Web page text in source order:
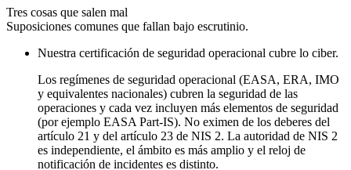
Tres cosas que salen mal
Suposiciones comunes que fallan bajo escrutinio.
Nuestra certificación de seguridad operacional cubre lo ciber.
Los regímenes de seguridad operacional (EASA, ERA, IMO
y equivalentes nacionales) cubren la seguridad de las
operaciones y cada vez incluyen más elementos de seguridad
(por ejemplo EASA Part-IS). No eximen de los deberes del
artículo 21 y del artículo 23 de NIS 2. La autoridad de NIS 2
es independiente, el ámbito es más amplio y el reloj de
notificación de incidentes es distinto.